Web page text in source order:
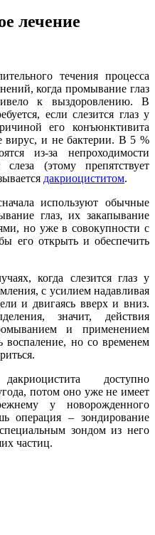
лечение
течения процесса
когда промывание глаз
к выздоровлению. В
если слезится глаз у
его конъюнктивита
вирус, и не бактерии. В 5 %
из-за непроходимости
(этому препятствует
дакриоциститом.
используют обычные
глаз, их закапывание
но уже в совокупности с
его открыть и обеспечить
когда слезится глаз у
с усилием надавливая
и двигаясь вверх и вниз.
значит, действия
и применением
воспаление, но со временем
доступно
потом оно уже не имеет
у новорожденного
операция – зондирование
зондом из него
частиц.